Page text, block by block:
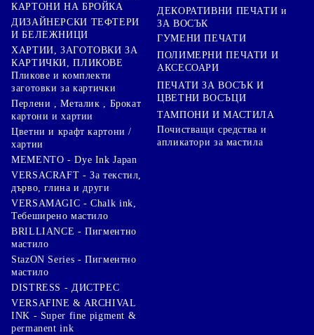
КАРТОНИ НА БРОЙКА
ДИЗАЙНЕРСКИ ТЕФТЕРИ
И БЕЛЕЖНИЦИ
ХАРТИИ, ЗАГОТОВКИ ЗА
КАРТИЧКИ, ПЛИКОВЕ
Пликове и комплекти
заготовки за картички
Перлени , Металик , Брокат
картони и хартии
Цветни и крафт картони /
хартии
ДЕКОРАТИВНИ ПЕЧАТИ и
ЗА ВОСЪК
ГУМЕНИ ПЕЧАТИ
ПОЛИМЕРНИ ПЕЧАТИ И
АКСЕСОАРИ
ПЕЧАТИ ЗА ВОСЪК И
ЦВЕТНИ ВОСЪЦИ
ТАМПОНИ И МАСТИЛА
Почистващи средства и
апликатори за мастила
MEMENTO - Dye Ink Japan
VERSACRAFT - За текстил,
дърво, глина и други
VERSAMAGIC - Chalk ink,
Тебеширено мастило
BRILLIANCE - Пигментно
мастило
StazON Series - Пигментно
мастило
DISTRESS - ДИСТРЕС
VERSAFINE & ARCHIVAL
INK - Super fine pigment &
permanent ink